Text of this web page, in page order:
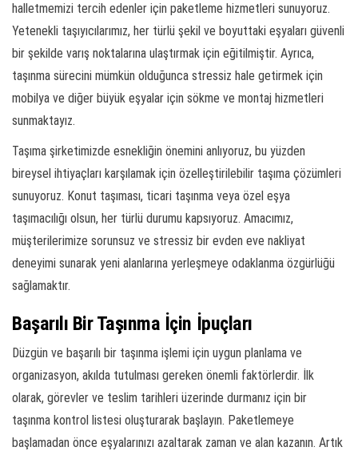
halletmemizi tercih edenler için paketleme hizmetleri sunuyoruz.
Yetenekli taşıyıcılarımız, her türlü şekil ve boyuttaki eşyaları güvenli
bir şekilde varış noktalarına ulaştırmak için eğitilmiştir. Ayrıca,
taşınma sürecini mümkün olduğunca stressiz hale getirmek için
mobilya ve diğer büyük eşyalar için sökme ve montaj hizmetleri
sunmaktayız.
Taşıma şirketimizde esnekliğin önemini anlıyoruz, bu yüzden
bireysel ihtiyaçları karşılamak için özelleştirilebilir taşıma çözümleri
sunuyoruz. Konut taşıması, ticari taşınma veya özel eşya
taşımacılığı olsun, her türlü durumu kapsıyoruz. Amacımız,
müşterilerimize sorunsuz ve stressiz bir evden eve nakliyat
deneyimi sunarak yeni alanlarına yerleşmeye odaklanma özgürlüğü
sağlamaktır.
Başarılı Bir Taşınma İçin İpuçları
Düzgün ve başarılı bir taşınma işlemi için uygun planlama ve
organizasyon, akılda tutulması gereken önemli faktörlerdir. İlk
olarak, görevler ve teslim tarihleri üzerinde durmanız için bir
taşınma kontrol listesi oluşturarak başlayın. Paketlemeye
başlamadan önce eşyalarınızı azaltarak zaman ve alan kazanın. Artık